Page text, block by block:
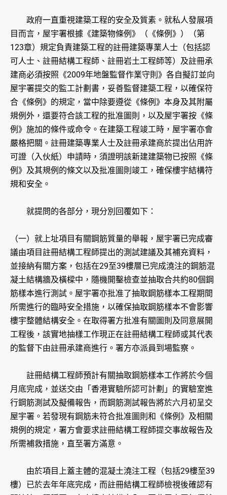
政府一直重視建築工程的安全及質素。就私人發展項
目而言，屋宇署根據《建築物條例》（《條例》）（第
123章）規定負責建築工程的註冊建築專業人士（包括認
可人士、註冊結構工程師、註冊岩土工程師等）及註冊承
建商必須按照《2009年地盤監督作業守則》各自擬訂並向
屋宇署提交的監工計劃書，妥善監督建築工程，以確保符
合《條例》的規定，當中除要遵從《條例》本身及其附屬
規例外，還要符合該工程的批准圖則，以及屋宇署按《條
例》施加的條件或命令。在建築工程竣工時，屋宇署亦會
嚴格把關。註冊建築專業人士及註冊承建商於提出佔用許
可證（入伙紙）申請時，須證明該新建建築物已按照《條
例》及其規例的條文以及批准圖則竣工，確保樓宇結構符
規和安全。
就提問的各部分，現分別回覆如下：
（一）就上址項目有關鋼筋質量的舉報，屋宇署已完成審
議由項目註冊結構工程師提出的測試建議及其補充資料，
並接納有關方案，包括在29至39樓層已完成澆注的鋼筋混
凝土結構牆及橫樑中，隨機開鑿檢查並抽取合共約80個鋼
筋樣本進行測試。屋宇署亦批准了抽取鋼筋樣本工程期間
所需進行的臨時安全措施，以確保抽取鋼筋樣本不會影響
樓宇整體結構安全。在取得署方批准有關圖則及同意展開
工程後，該實地抽樣工作現正在註冊結構工程師或其代表
的監督下由註冊承建商進行。署方亦派員到場監察。
註冊結構工程師預計有關抽取鋼筋樣本工作將於今個
月底完成，並送交由「香港實驗所認可計劃」的實驗室進
行鋼筋測試及擬備報告，而鋼筋測試報告將於六月初呈交
屋宇署。若發現有鋼筋未符合批准圖則和《條例》及相關
規例的規定，署方會要求註冊結構工程師提交事故報告及
所需補救措施，直至署方滿意。
由於項目上蓋主體的混凝土澆注工程（包括29樓至39
樓）已於去年年底完成，而註冊結構工程師檢視後確認有